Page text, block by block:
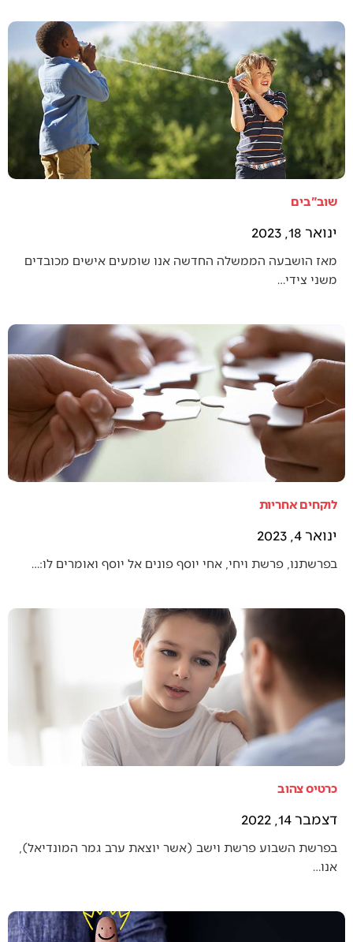
שוב"בים
ינואר 18, 2023
מאז הושבעה הממשלה החדשה אנו שומעים אישים מכובדים
משני צידי…
לוקחים אחריות
ינואר 4, 2023
בפרשתנו, פרשת ויחי, אחי יוסף פונים אל יוסף ואומרים לו:…
כרטיס צהוב
דצמבר 14, 2022
בפרשת השבוע פרשת וישב (אשר יוצאת ערב גמר המונדיאל),
אנו…